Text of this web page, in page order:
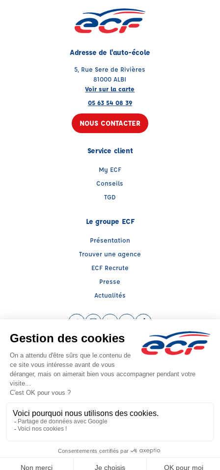
Adresse de l'auto-école
5, Rue Sere de Rivières
81000 ALBI
Voir sur la carte
05 63 54 08 39
NOUS CONTACTER
Service client
My ECF
Conseils
TGD
Le groupe ECF
Présentation
Trouver une agence
ECF Recrute
Presse
Actualités
Instagram (nouvelle fenêtre)
LinkedIn (nouvelle fenêtre)
YouTube (nouvelle fenêtre)
TikTok (nouvelle
Raison sociale : AUTO ECOLE PICCO PECHBERTY - Capital social: 4573€
SIREN: 404281826 - Numéro de TVA intracommunautaire: FR 73 404281826
Agrément n°E0208102010
Siège social : 5, Rue Sere de Rivières , ALBI (81000) - Représentant légal :